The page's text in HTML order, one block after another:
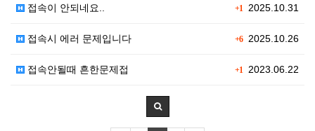
+1 2025.10.31
접속이 안되네요..
+62025.10.26
접속시 에러 문제입니다
+1 2023.06.22
접속안될때 흔한문제접